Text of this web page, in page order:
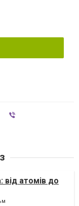
від атомів до